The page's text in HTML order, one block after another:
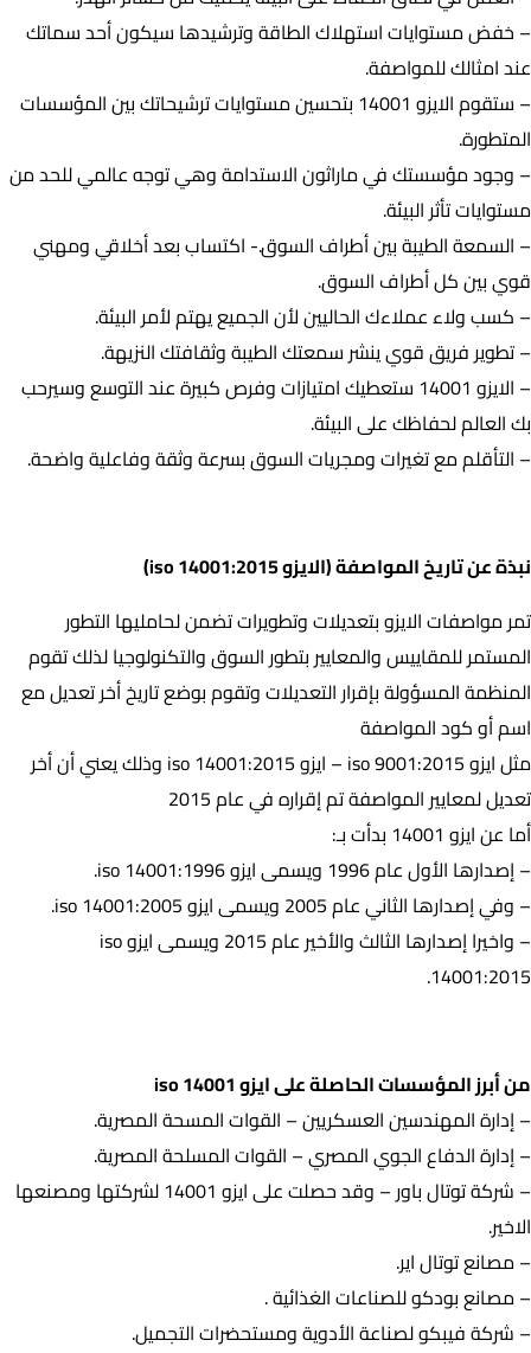
– خفض مستوايات استهلاك الطاقة وترشيدها سيكون أحد سماتك
عند امثالك للمواصفة.
– ستقوم الايزو 14001 بتحسين مستوايات ترشيحاتك بين المؤسسات
المتطورة.
– وجود مؤسستك في ماراثون الاستدامة وهي توجه عالمي للحد من
مستوايات تأثر البيئة.
– السمعة الطيبة بين أطراف السوق.- اكتساب بعد أخلاقي ومهني
قوي بين كل أطراف السوق.
– كسب ولاء عملاءك الحاليين لأن الجميع يهتم لأمر البيئة.
– تطوير فريق قوي ينشر سمعتك الطيبة وثقافتك النزيهة.
– الايزو 14001 ستعطيك امتيازات وفرص كبيرة عند التوسع وسيرحب
بك العالم لحفاظك على البيئة.
– التأقلم مع تغيرات ومجريات السوق بسرعة وثقة وفاعلية واضحة.
نبذة عن تاريخ المواصفة (الايزو iso 14001:2015)
تمر مواصفات الايزو بتعديلات وتطويرات تضمن لحامليها التطور
المستمر للمقاييس والمعايير بتطور السوق والتكنولوجيا لذلك تقوم
المنظمة المسؤولة بإقرار التعديلات وتقوم بوضع تاريخ أخر تعديل مع
اسم أو كود المواصفة
مثل ايزو iso 9001:2015 – ايزو iso 14001:2015 وذلك يعني أن أخر
تعديل لمعايير المواصفة تم إقراره في عام 2015
أما عن ايزو 14001 بدأت بـ:
– إصدارها الأول عام 1996 ويسمى ايزو iso 14001:1996.
– وفي إصدارها الثاني عام 2005 ويسمى ايزو iso 14001:2005.
– واخيرا إصدارها الثالث والأخير عام 2015 ويسمى ايزو iso
14001:2015.
من أبرز المؤسسات الحاصلة على ايزو iso 14001
– إدارة المهندسين العسكريين – القوات المسحة المصرية.
– إدارة الدفاع الجوي المصري – القوات المسلحة المصرية.
– شركة توتال باور – وقد حصلت على ايزو 14001 لشركتها ومصنعها
الاخير.
– مصانع توتال اير.
– مصانع بودكو للصناعات الغذائية .
– شركة فيبكو لصناعة الأدوية ومستحضرات التجميل.